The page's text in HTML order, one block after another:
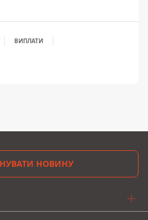
ВИПЛАТИ
НОВИНУ